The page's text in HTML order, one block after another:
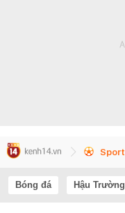
Sport
Bóng đá Hậu Trường